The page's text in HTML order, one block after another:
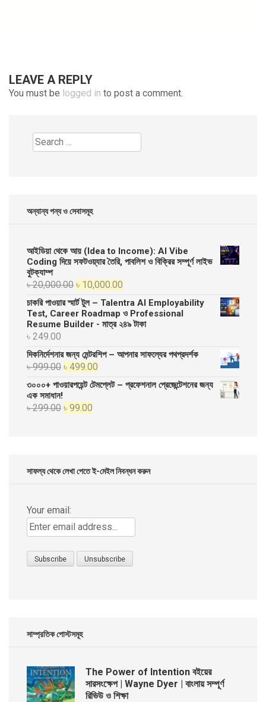
LEAVE A REPLY
You must be logged in to post a comment.
Search
for:
অন্যান্য পন্য ও সেবাসমূহ
আইডিয়া থেকে আয় (Idea to Income): AI Vibe
Coding দিয়ে সফটওয়্যার তৈরি, পাবলিশ ও বিক্রির সম্পূর্ণ লাইভ
বুটক্যাম্প
৳20,000.00 Original
price
was:
৳ 20,000.00.
৳ 10,000.00
price
is:
৳ 10,000.00.
চাকরি পাওয়ার স্মার্ট টুল – Talentra AI Employability
Test, Career Roadmap ও Professional
Resume Builder - মাত্র ২৪৯ টাকা
৳ 249.00
দিকনির্দেশনার জন্য মেন্টরশিপ – আপনার সাফল্যের পথপ্রদর্শক
৳999.00 Original
price
৳ 999.00.
৳ 499.00
price
৩০০০+ পাওয়ারপয়েন্ট টেমপ্লেট – প্রফেশনাল প্রেজেন্টেশনের জন্য
এক সমাধান!
৳299.00 Original
৳ 99.00
সাফল্য থেকে লেখা পেতে ই-মেইল নিবন্ধন করুন
Your email:
সাম্প্রতিক পোস্টসমূহ
The Power of Intention বইয়ের
সারসংক্ষেপ | Wayne Dyer | বাংলায় সম্পূর্ণ
রিভিউ ও শিক্ষা